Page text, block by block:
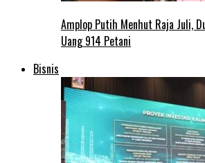
Amplop Putih Menhut Raja Juli,
Uang 914 Petani
Bisnis